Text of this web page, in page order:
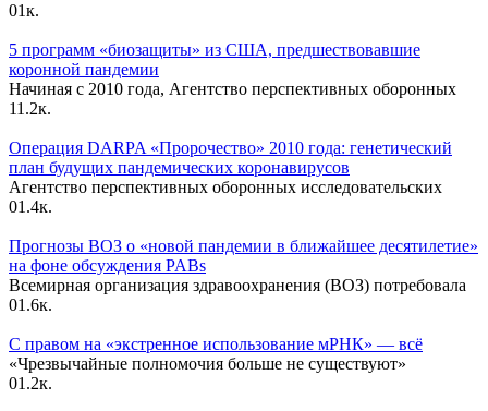
01к.
5 программ «биозащиты» из США, предшествовавшие
коронной пандемии
Начиная с 2010 года, Агентство перспективных оборонных
11.2к.
Операция DARPA «Пророчество» 2010 года: генетический
план будущих пандемических коронавирусов
Агентство перспективных оборонных исследовательских
01.4к.
Прогнозы ВОЗ о «новой пандемии в ближайшее десятилетие»
на фоне обсуждения PABs
Всемирная организация здравоохранения (ВОЗ) потребовала
01.6к.
С правом на «экстренное использование мРНК» — всё
«Чрезвычайные полномочия больше не существуют»
01.2к.